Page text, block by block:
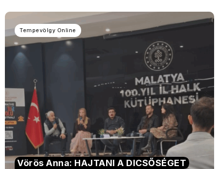
Tempevölgy Online
Vörös Anna: HAJTANI A DICSŐSÉGET